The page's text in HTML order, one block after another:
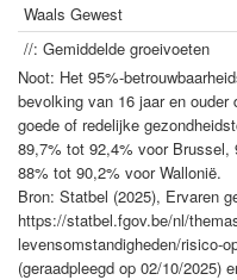
Waals Gewest
//: Gemiddelde groeivoeten
Noot: Het 95%-
bevolking van 16 jaar en
goede of redelijke
89,7% tot 92,4% voor Brussel,
88% tot 90,2% voor Wallonië.
Bron: Statbel (2025), Ervaren
https://statbel.fgov.be/nl/
levensomstandigheden/risico-
(geraadpleegd op 02/10/2025)